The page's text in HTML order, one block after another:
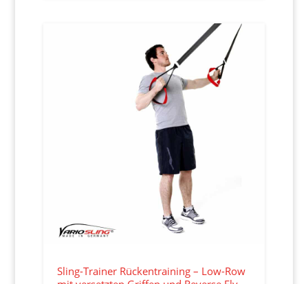
Sling-Trainer Rückentraining – Low-Row